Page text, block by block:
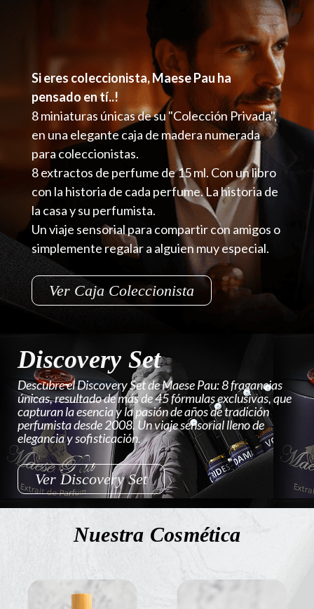
Si eres coleccionista, Maese Pau ha
pensado en tí..!
8 miniaturas únicas de su "Colección Privada",
en una elegante caja de madera numerada
para coleccionistas.
8 extractos de perfume de 15 ml. Con un libro
con la historia de cada perfume. La historia de
la casa y su perfumista.
Un viaje sensorial para compartir con amigos o
simplemente regalar a alguien muy especial.
Ver Caja Coleccionista
Discovery Set
Descubre el Discovery Set de Maese Pau: 8 fragancias
únicas, resultado de más de 45 fórmulas exclusivas, que
capturan la esencia y la pasión de años de tradición
perfumista desde 2008. Un viaje sensorial lleno de
elegancia y sofisticación.
Ver Discovery Set
Nuestra Cosmética